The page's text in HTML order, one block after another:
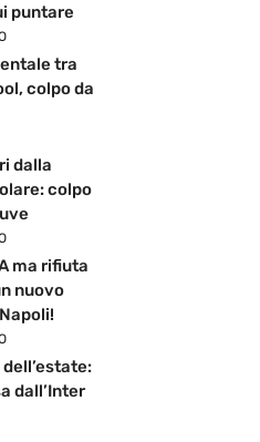
puntare
tra
colpo da
dalla
colpo
ma rifiuta
nuovo
dall’Inter